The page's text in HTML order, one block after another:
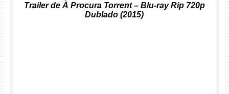
Trailer de À Procura Torrent – Blu-ray Rip 720p
Dublado (2015)